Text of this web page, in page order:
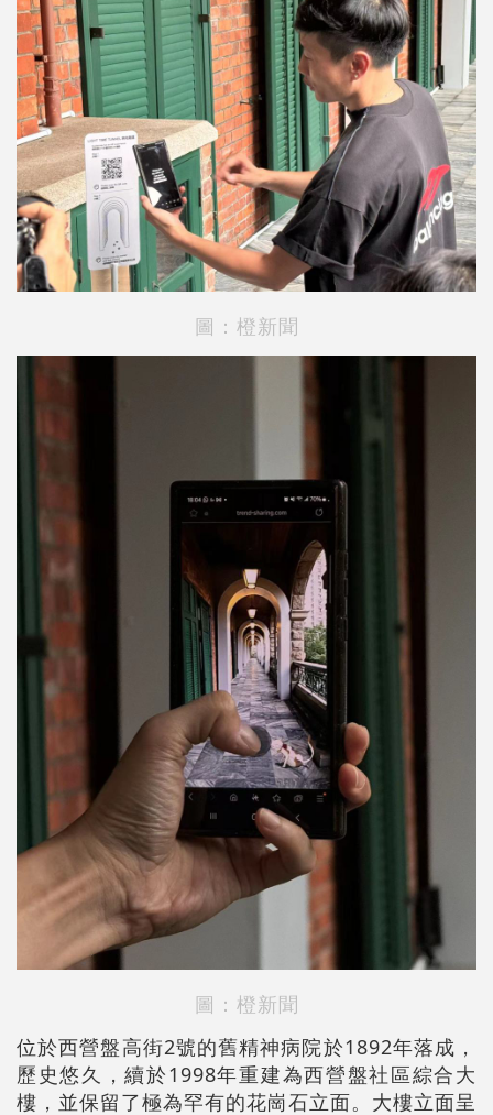
圖：橙新聞
圖：橙新聞
位於西營盤高街2號的舊精神病院於1892年落成，
歷史悠久，續於1998年重建為西營盤社區綜合大
樓，並保留了極為罕有的花崗石立面。大樓立面呈